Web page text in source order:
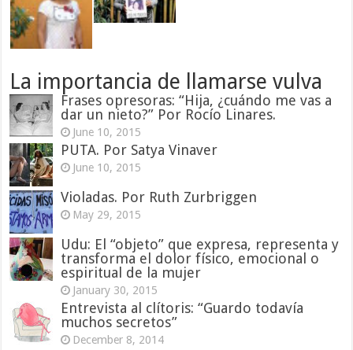
La importancia de llamarse vulva
Frases opresoras: “Hija, ¿cuándo me vas a
dar un nieto?” Por Rocío Linares.
June 10, 2015
PUTA. Por Satya Vinaver
June 10, 2015
Violadas. Por Ruth Zurbriggen
May 29, 2015
Udu: El “objeto” que expresa, representa y
transforma el dolor físico, emocional o
espiritual de la mujer
January 30, 2015
Entrevista al clítoris: “Guardo todavía
muchos secretos”
December 8, 2014